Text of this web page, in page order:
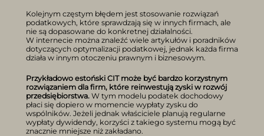
Kolejnym częstym błędem jest stosowanie rozwiązań
podatkowych, które sprawdzają się w innych firmach, ale
nie są dopasowane do konkretnej działalności.
W internecie można znaleźć wiele artykułów i poradników
dotyczących optymalizacji podatkowej, jednak każda firma
działa w innym otoczeniu prawnym i biznesowym.
Przykładowo estoński CIT może być bardzo korzystnym
rozwiązaniem dla firm, które reinwestują zyski w rozwój
przedsiębiorstwa. W tym modelu podatek dochodowy
płaci się dopiero w momencie wypłaty zysku do
wspólników. Jeżeli jednak właściciele planują regularne
wypłaty dywidendy, korzyści z takiego systemu mogą być
znacznie mniejsze niż zakładano.